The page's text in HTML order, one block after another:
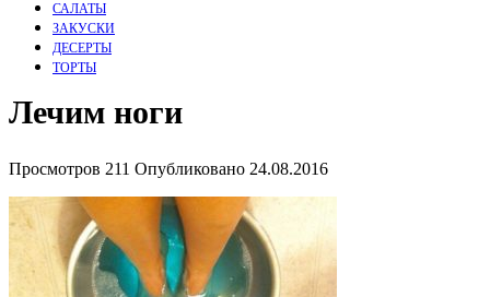
САЛАТЫ
ЗАКУСКИ
ДЕСЕРТЫ
ТОРТЫ
Лечим ноги
Просмотров 211 Опубликовано 24.08.2016